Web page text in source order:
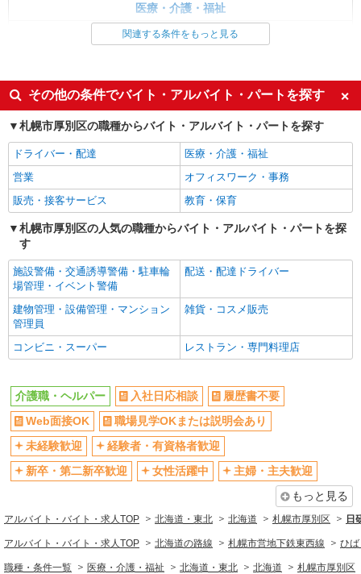
【派遣時給】1,350〜1,500円（資格・経験によ
る） 交通費別途支給
北海道札幌市厚別区厚別北1条
キープ 詳細を見る
派遣社員
病院での介護業務
【派遣時給】1,200〜1,350円（資格・経験によ
る） 交通費別途支給
グループホームでの介護業務
【派遣時給】1,350〜1,500円（資格・経験によ
る） 交通費別途支給
北海道札幌市厚別区厚別北1条
詳細を見る
派遣社員
株式会社トラストグロース 北海道支社
介護老人保健施設での介護業務
医療・介護・福祉
未経験歓迎
ミドル（40代～）活躍中
週2～3日勤務OK
深夜
交通費支給
社会保険あり
関連する条件をもっと見る
その他の条件でバイト・アルバイト・パートを探す
札幌市厚別区の職種からバイト・アルバイト・パートを探す
ドライバー・配達
医療・介護・福祉
営業
オフィスワーク・事務
販売・接客サービス
教育・保育
札幌市厚別区の人気の職種からバイト・アルバイト・パートを探
す
施設警備・交通誘導警備・駐車輪
場管理・イベント警備
配送・配達ドライバー
建物管理・設備管理・マンション
管理員
雑貨・コスメ販売
コンビニ・スーパー レストラン・専門料理店
介護職・ヘルパー 入社日応相談
履歴書不要
Web面接OK
職場見学OKまたは説明会あり
未経験歓迎
経験者・有資格者歓迎
新卒・第二新卒歓迎
女性活躍中
主婦・主夫歓迎
もっと見る
アルバイト・バイト・求人TOP 北海道・東北 北海道 札幌市厚別区 日
アルバイト・バイト・求人TOP 北海道の路線 札幌市営地下鉄東西線 ひ
職種・条件一覧 医療・介護・福祉 北海道・東北 北海道 札幌市厚別区